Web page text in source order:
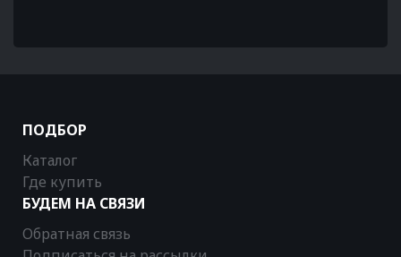
ПОДБОР
Каталог
Где купить
БУДЕМ НА СВЯЗИ
Обратная связь